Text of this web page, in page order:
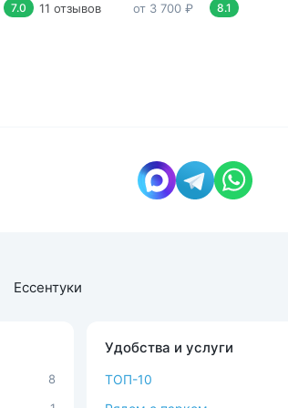
7.0 11 отзывов от 3 700 ₽ 8.1
Ессентуки
8
Удобства и услуги
ТОП-10